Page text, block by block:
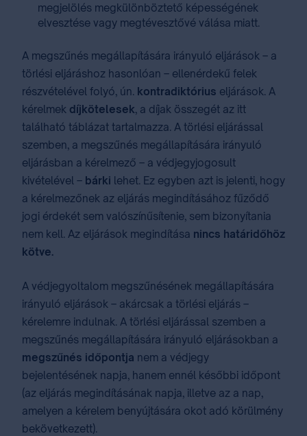
megjelölés megkülönböztető képességének
elvesztése vagy megtévesztővé válása miatt.
A megszűnés megállapítására irányuló eljárások – a
törlési eljáráshoz hasonlóan – ellenérdekű felek
részvételével folyó, ún. kontradiktórius eljárások. A
kérelmek díjkötelesek, a díjak összegét az itt
található táblázat tartalmazza. A törlési eljárással
szemben, a megszűnés megállapítására irányuló
eljárásban a kérelmező – a védjegyjogosult
kivételével – bárki lehet. Ez egyben azt is jelenti, hogy
a kérelmezőnek az eljárás megindításához fűződő
jogi érdekét sem valószínűsítenie, sem bizonyítania
nem kell. Az eljárások megindítása nincs határidőhöz
kötve.
A védjegyoltalom megszűnésének megállapítására
irányuló eljárások – akárcsak a törlési eljárás –
kérelemre indulnak. A törlési eljárással szemben a
megszűnés megállapítására irányuló eljárásokban a
megszűnés időpontja nem a védjegy
bejelentésének napja, hanem ennél későbbi időpont
(az eljárás megindításának napja, illetve az a nap,
amelyen a kérelem benyújtására okot adó körülmény
bekövetkezett).